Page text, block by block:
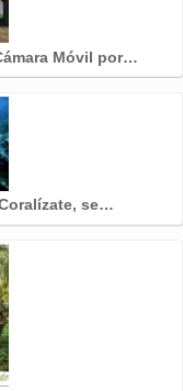
Móvil por…
se…